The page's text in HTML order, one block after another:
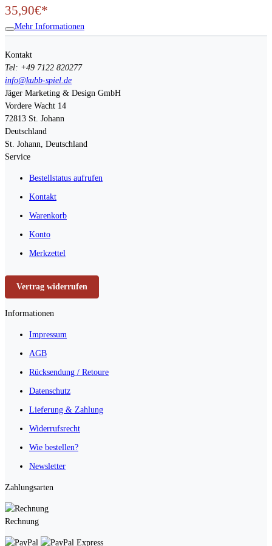
35,90€*
Mehr Informationen
Kontakt
Tel: +49 7122 820277
info@kubb-spiel.de
Jäger Marketing & Design GmbH
Vordere Wacht 14
72813 St. Johann
Deutschland
St. Johann, Deutschland
Service
Bestellstatus aufrufen
Kontakt
Warenkorb
Konto
Merkzettel
Vertrag widerrufen
Informationen
Impressum
AGB
Rücksendung / Retoure
Datenschutz
Lieferung & Zahlung
Widerrufsrecht
Wie bestellen?
Newsletter
Zahlungsarten
Rechnung